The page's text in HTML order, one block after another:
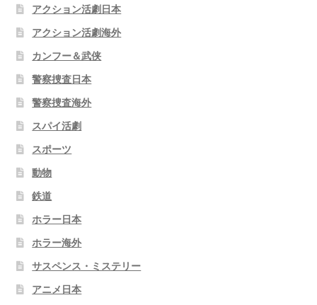
アクション活劇日本
アクション活劇海外
カンフー＆武侠
警察捜査日本
警察捜査海外
スパイ活劇
スポーツ
動物
鉄道
ホラー日本
ホラー海外
サスペンス・ミステリー
アニメ日本